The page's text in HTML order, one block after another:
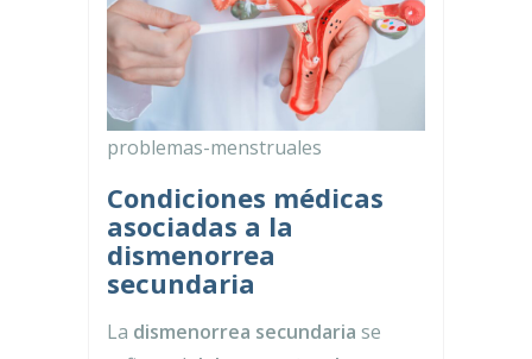
problemas-menstruales
Condiciones médicas
asociadas a la
dismenorrea
secundaria
La dismenorrea secundaria se